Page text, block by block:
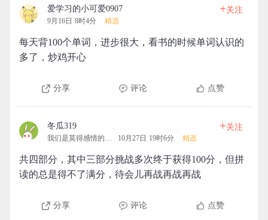
爱学习的小可爱0907
9月16日 8时4分 精选
+关注
每天背100个单词，进步很大，看书的时候单词认识的
多了，炒鸡开心
分享 评论 点赞
冬瓜319
我们是莫得感情的机器 10月27日 19时6分 精选
+关注
共四部分，其中三部分挑战多次终于获得100分，但拼
读的总是得不了满分，待会儿再战再战再战
分享 评论 点赞